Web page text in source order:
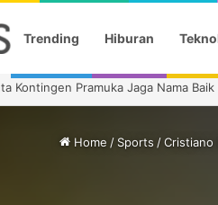
Trending Hiburan
Debut di Reacher Season 4,
Home / Sports /Cristiano